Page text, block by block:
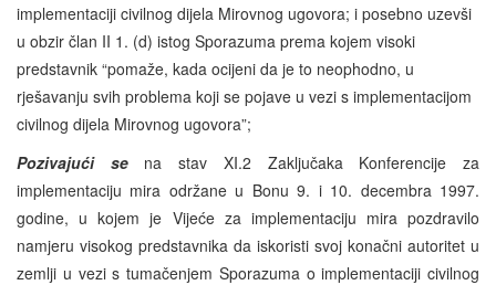
implementaciji civilnog dijela Mirovnog ugovora; i posebno uzevši
u obzir član II 1. (d) istog Sporazuma prema kojem visoki
predstavnik “pomaže, kada ocijeni da je to neophodno, u
rješavanju svih problema koji se pojave u vezi s implementacijom
civilnog dijela Mirovnog ugovora”;
Pozivajući sena stav XI.2 Zaključaka Konferencije za
implementaciju mira održane u Bonu 9. i 10. decembra 1997.
godine, u kojem je Vijeće za implementaciju mira pozdravilo
namjeru visokog predstavnika da iskoristi svoj konačni autoritet u
zemlji u vezi s tumačenjem Sporazuma o implementaciji civilnog